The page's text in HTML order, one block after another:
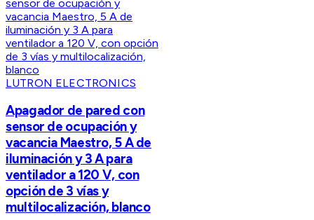
LUTRON ELECTRONICS
Apagador de pared con
sensor de ocupación y
vacancia Maestro, 5 A de
iluminación y 3 A para
ventilador a 120 V, con
opción de 3 vías y
multilocalización, blanco